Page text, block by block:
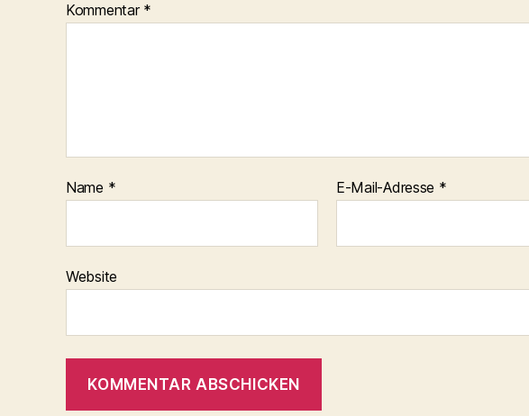
Kommentar *
Name * E-Mail-Adresse *
Website